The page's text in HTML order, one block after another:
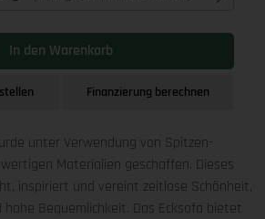
In den Warenkorb
Finanzierung berechnen
unter Verwendung von Spitzen-
Materialien geschaffen. Dieses
inspiriert und vereint zeitlose Schönheit,
Bequemlichkeit. Das Ecksofa bietet